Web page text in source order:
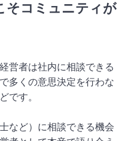
そコミュニティが
営者は社内に相談できる
多くの意思決定を行わな
です。
など）に相談できる機会